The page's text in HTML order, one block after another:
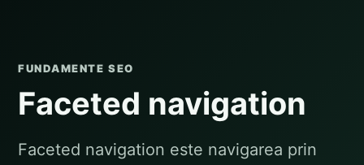
FUNDAMENTE SEO
Faceted navigation
Faceted navigation este navigarea prin